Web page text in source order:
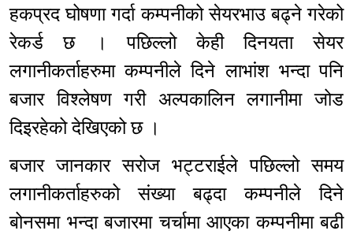
हकप्रद घोषणा गर्दा कम्पनीको सेयरभाउ बढ्ने गरेको
रेकर्ड छ । पछिल्लो केही दिनयता सेयर
लगानीकर्ताहरुमा कम्पनीले दिने लाभांश भन्दा पनि
बजार विश्लेषण गरी अल्पकालिन लगानीमा जोड
दिइरहेको देखिएको छ ।
बजार जानकार सरोज भट्टराईले पछिल्लो समय
लगानीकर्ताहरुको संख्या बढ्दा कम्पनीले दिने
बोनसमा भन्दा बजारमा चर्चामा आएका कम्पनीमा बढी